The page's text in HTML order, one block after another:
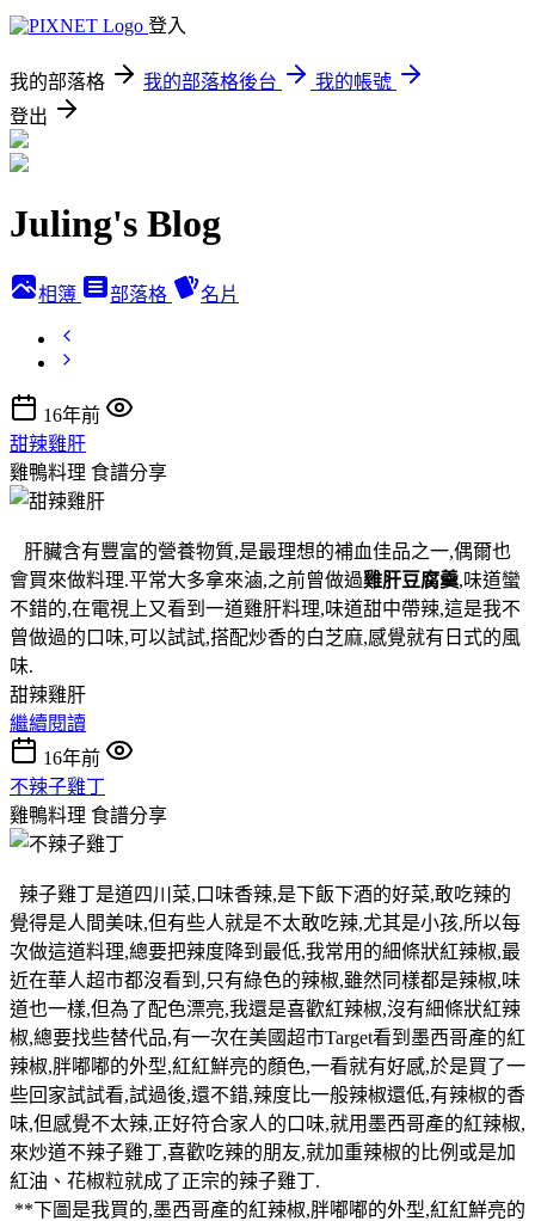
登入
我的部落格 我的部落格後台
我的帳號
登出
Juling's Blog
相簿 部落格 名片
16年前
甜辣雞肝
雞鴨料理 食譜分享
肝臟含有豐富的營養物質,是最理想的補血佳品之一,偶爾也
會買來做料理.平常大多拿來滷,之前曾做過雞肝豆腐羹,味道蠻
不錯的,在電視上又看到一道雞肝料理,味道甜中帶辣,這是我不
曾做過的口味,可以試試,搭配炒香的白芝麻,感覺就有日式的風
味.
甜辣雞肝
繼續閱讀
16年前
不辣子雞丁
雞鴨料理 食譜分享
辣子雞丁是道四川菜,口味香辣,是下飯下酒的好菜,敢吃辣的
覺得是人間美味,但有些人就是不太敢吃辣,尤其是小孩,所以每
次做這道料理,總要把辣度降到最低,我常用的細條狀紅辣椒,最
近在華人超市都沒看到,只有綠色的辣椒,雖然同樣都是辣椒,味
道也一樣,但為了配色漂亮,我還是喜歡紅辣椒,沒有細條狀紅辣
椒,總要找些替代品,有一次在美國超市Target看到墨西哥產的紅
辣椒,胖嘟嘟的外型,紅紅鮮亮的顏色,一看就有好感,於是買了一
些回家試試看,試過後,還不錯,辣度比一般辣椒還低,有辣椒的香
味,但感覺不太辣,正好符合家人的口味,就用墨西哥產的紅辣椒,
來炒道不辣子雞丁,喜歡吃辣的朋友,就加重辣椒的比例或是加
紅油、花椒粒就成了正宗的辣子雞丁.
**下圖是我買的,墨西哥產的紅辣椒,胖嘟嘟的外型,紅紅鮮亮的